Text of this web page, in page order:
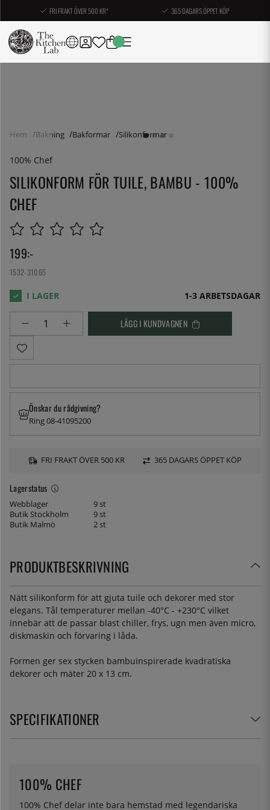
FRI FRAKT ÖVER 500 KR* 365 DAGARS ÖPPET KÖP
Hem Bakning Bakformar Silikonformar
100% Chef
SILIKONFORM FÖR TUILE, BAMBU - 100%
CHEF
199:-
1532-31065
1-3 ARBETSDAGAR
LÄGG I KUNDVAGNEN
Lagerstatus
Webblager
9 st
Butik Stockholm
9 st
Butik Malmö
2 st
Önskar du rådgivning?
Ring 08-41095200
FRI FRAKT ÖVER 500 KR 365 DAGARS ÖPPET KÖP
PRODUKTBESKRIVNING
Nätt silikonform för att gjuta tuile och dekorer med stor
elegans. Tål temperaturer mellan -40°C - +230°C vilket
innebär att de passar blast chiller, frys, ugn men även micro,
diskmaskin och förvaring i låda.
Formen ger sex stycken bambuinspirerade kvadratiska
dekorer och mäter 20 x 13 cm.
SPECIFIKATIONER
100% Chef delar inte bara hemstad med legendariska
100% CHEF